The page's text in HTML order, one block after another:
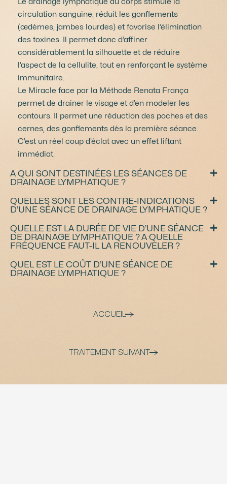
Le drainage lymphatique du corps stimule la
circulation sanguine, réduit les gonflements
(œdèmes, jambes lourdes) et favorise l’élimination
des toxines. Il permet donc d’affiner
considérablement la silhouette et de réduire
l’aspect de la cellulite, tout en renforçant le système
immunitaire.
Le Miracle face par la Méthode Renata França
permet de drainer le visage et d’en modeler les
contours. Il permet une réduction des poches et des
cernes, des gonflements dès la première séance.
C’est un réel coup d’éclat avec un effet liftant
immédiat.
A QUI SONT DESTINÉES LES SÉANCES DE
DRAINAGE LYMPHATIQUE ?
QUELLES SONT LES CONTRE-INDICATIONS
D’UNE SÉANCE DE DRAINAGE LYMPHATIQUE ?
QUELLE EST LA DURÉE DE VIE D’UNE SÉANCE
DE DRAINAGE LYMPHATIQUE ? A QUELLE
FRÉQUENCE FAUT-IL LA RENOUVELER ?
QUEL EST LE COÛT D’UNE SÉANCE DE
DRAINAGE LYMPHATIQUE ?
ACCUEIL
TRAITEMENT SUIVANT